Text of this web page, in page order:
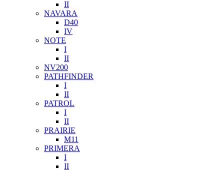
II
NAVARA
D40
IV
NOTE
I
II
NV200
PATHFINDER
I
II
PATROL
I
II
PRAIRIE
M11
PRIMERA
I
II